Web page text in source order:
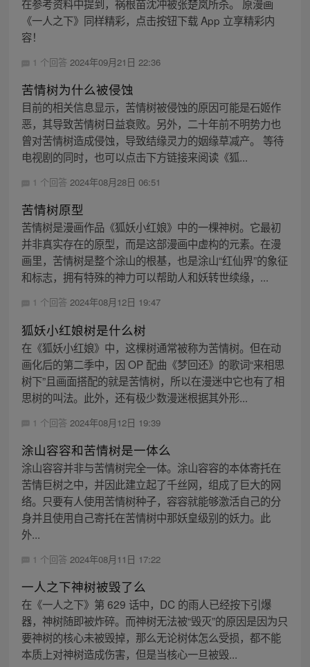
在参考资料中提到，祸根苗沈冲被张楚岚所杀。 原漫画
《一人之下》同样精彩，点击按钮下载 App 立享精彩内
容！
1 个回答 2024年09月21日 22:36
苦情树为什么被侵蚀
目前的相关信息显示，苦情树被侵蚀的原因可能是石姬作
恶，其导致苦情树日益衰败。另外，二十年前不明势力也
曾对苦情树造成侵蚀，导致结缘灵力的姻缘草减产。 等待
电视剧的同时，也可以点击下方链接来阅读《狐...
1 个回答 2024年08月28日 06:51
苦情树原型
苦情树是漫画作品《狐妖小红娘》中的一棵神树。它最初
并非真实存在的原型，而是这部漫画中虚构的元素。在漫
画里，苦情树是整个涂山的根基，也是涂山“红仙界”的象征
和标志，拥有特殊的神力可以帮助人和妖转世续缘，...
1 个回答 2024年08月12日 19:47
狐妖小红娘树是什么树
在《狐妖小红娘》中，这棵树通常被称为苦情树。但在动
画化后的第二季中，因 OP 配曲《梦回还》的歌词“来相思
树下”且画面搭配的就是苦情树，所以在漫迷中它也有了相
思树的叫法。此外，还有极少数漫迷根据其外形...
1 个回答 2024年08月12日 19:39
涂山容容和苦情树是一体么
涂山容容并非与苦情树完全一体。涂山容容的本体寄托在
苦情巨树之中，并因此建立起了千丝网，组成了巨大的网
络。只要有人使用苦情树种子，容容就能够激活自己的分
身并且使用自己寄托在苦情树中那妖皇级别的妖力。此
外...
1 个回答 2024年08月11日 17:22
一人之下神树被毁了么
在《一人之下》第 629 话中，DC 的雨人已经按下引爆
器，神树随即被炸碎。而神树无法被“毁灭”的原因是因为只
要神树的核心未被毁掉，那么无论树体怎么受损，都不能
本质上对神树造成伤害，但是当核心一旦被毁...